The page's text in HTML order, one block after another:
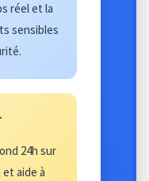
réel et la
sensibles
24h sur
et aide à